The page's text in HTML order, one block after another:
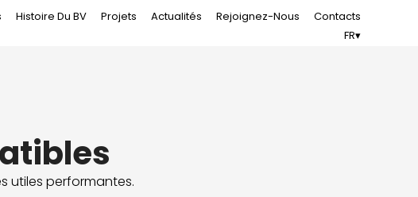
Histoire Du BV Projets Actualités Rejoignez-Nous
Contacts
FR▾
utiles performantes.